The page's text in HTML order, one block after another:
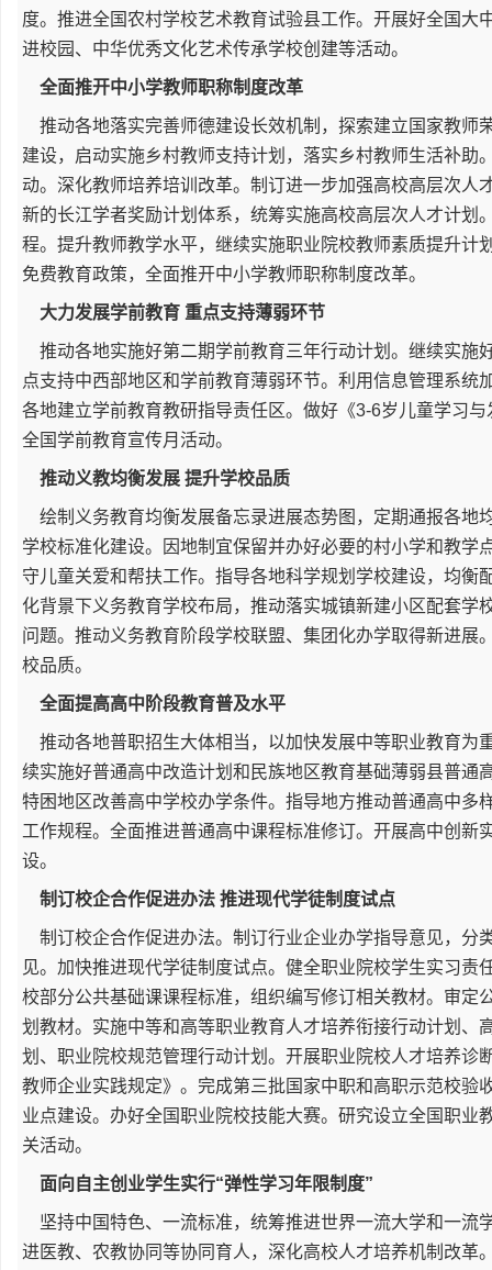
度。推进全国农村学校艺术教育试验县工作。开展好全国大
进校园、中华优秀文化艺术传承学校创建等活动。
全面推开中小学教师职称制度改革
推动各地落实完善师德建设长效机制，探索建立国家教师
建设，启动实施乡村教师支持计划，落实乡村教师生活补助
动。深化教师培养培训改革。制订进一步加强高校高层次人
新的长江学者奖励计划体系，统筹实施高校高层次人才计划
程。提升教师教学水平，继续实施职业院校教师素质提升计
免费教育政策，全面推开中小学教师职称制度改革。
大力发展学前教育 重点支持薄弱环节
推动各地实施好第二期学前教育三年行动计划。继续实施
点支持中西部地区和学前教育薄弱环节。利用信息管理系统
各地建立学前教育教研指导责任区。做好《3-6岁儿童学习
全国学前教育宣传月活动。
推动义教均衡发展 提升学校品质
绘制义务教育均衡发展备忘录进展态势图，定期通报各地
学校标准化建设。因地制宜保留并办好必要的村小学和教学
守儿童关爱和帮扶工作。指导各地科学规划学校建设，均衡
化背景下义务教育学校布局，推动落实城镇新建小区配套学
问题。推动义务教育阶段学校联盟、集团化办学取得新进展
校品质。
全面提高高中阶段教育普及水平
推动各地普职招生大体相当，以加快发展中等职业教育为
续实施好普通高中改造计划和民族地区教育基础薄弱县普通
特困地区改善高中学校办学条件。指导地方推动普通高中多
工作规程。全面推进普通高中课程标准修订。开展高中创新
设。
制订校企合作促进办法 推进现代学徒制度试点
制订校企合作促进办法。制订行业企业办学指导意见，分
见。加快推进现代学徒制度试点。健全职业院校学生实习责
校部分公共基础课课程标准，组织编写修订相关教材。审定
划教材。实施中等和高等职业教育人才培养衔接行动计划、
划、职业院校规范管理行动计划。开展职业院校人才培养诊
教师企业实践规定》。完成第三批国家中职和高职示范校验
业点建设。办好全国职业院校技能大赛。研究设立全国职业
关活动。
面向自主创业学生实行“弹性学习年限制度”
坚持中国特色、一流标准，统筹推进世界一流大学和一流
进医教、农教协同等协同育人，深化高校人才培养机制改革